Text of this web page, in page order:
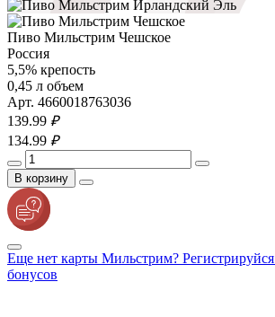
Пиво Мильстрим Чешское
Россия
5,5% крепость
0,45 л объем
Арт. 4660018763036
139.99 ₽
134.99 ₽
В корзину
Еще нет карты Мильстрим?
бонусов